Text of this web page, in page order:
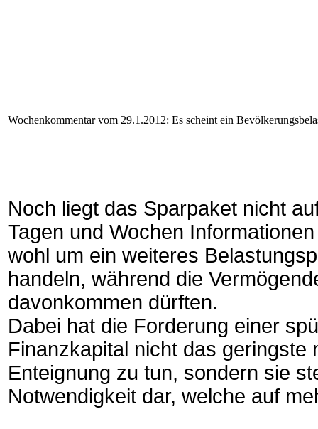
Wochenkommentar vom 29.1.2012: Es scheint ein
Noch liegt das Sparpaket nicht
Tagen und Wochen
wohl um ein weiteres
handeln, während die
davonkommen dürften.
Dabei hat die Forderung einer
Finanzkapital nicht das geringste
Enteignung zu tun, sondern sie
Notwendigkeit dar, welche auf